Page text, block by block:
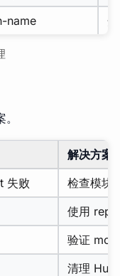
name
解决方案
失败
检查模块
使用
验证
清理